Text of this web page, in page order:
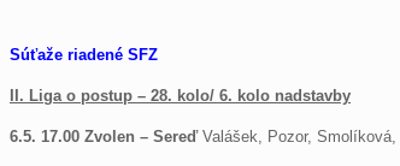
Súťaže riadené SFZ
II. Liga o postup – 28. kolo/ 6. kolo nadstavby
6.5. 17.00 Zvolen – Sereď Valášek, Pozor,